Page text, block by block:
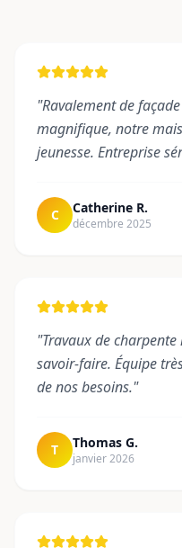
"Ravalement de
magnifique, notre
jeunesse. Entreprise
C Catherine R.
décembre 2025
"Travaux de
savoir-faire. Équipe
de nos besoins."
T Thomas G.
janvier 2026